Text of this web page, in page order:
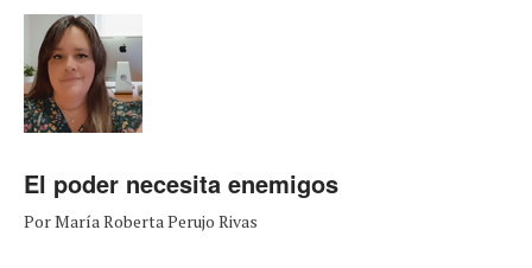
El poder necesita enemigos
Por María Roberta Perujo Rivas